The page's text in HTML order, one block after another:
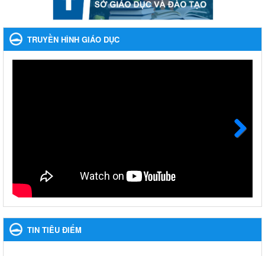
Phát động, triển khai Cuộc thi " An toàn giao thông cho nụ
cười ngày mai" dành cho học sinh và giáo viên trung học
năm học 2023-2024
Phát động, triển khai Cuộc thi " An toàn giao thông cho nụ cười
Nhắc nhỡ thực hiện thanh toán không dùng tiền mặt các
khoản thu trong nhà trường năm học 2023-2024 và các năm
Ngày ban hành: 27/09/2023
Hưởng ứng cuộc thi Tìm hiểu Luật Phòng, chống ma túy
Hưởng ứng cuộc thi Tìm hiểu Luật Phòng, chống ma túy
Ngày ban hành: 06/09/2023
TRUYỀN HÌNH GIÁO DỤC
TIN TIÊU ĐIỂM